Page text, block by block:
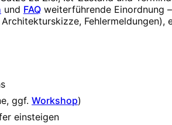
und FAQ weiterführende Einordnung
ggf. Workshop)
einsteigen